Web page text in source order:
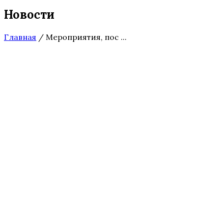
Новости
Главная / Мероприятия, пос ...